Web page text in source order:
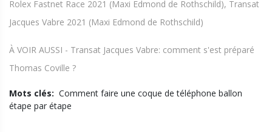
Rolex Fastnet Race 2021 (Maxi Edmond de Rothschild), Transat
Jacques Vabre 2021 (Maxi Edmond de Rothschild)
À VOIR AUSSI - Transat Jacques Vabre: comment s'est préparé
Thomas Coville ?
Mots clés: Comment faire une coque de téléphone ballon
étape par étape